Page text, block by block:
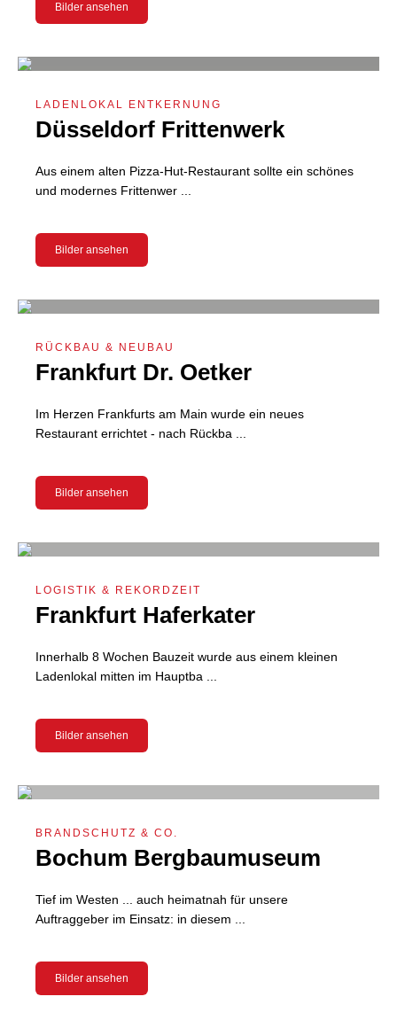
Bilder ansehen
LADENLOKAL ENTKERNUNG
Düsseldorf Frittenwerk
Aus einem alten Pizza-Hut-Restaurant sollte ein schönes
und modernes Frittenwer ...
Bilder ansehen
RÜCKBAU & NEUBAU
Frankfurt Dr. Oetker
Im Herzen Frankfurts am Main wurde ein neues
Restaurant errichtet - nach Rückba ...
Bilder ansehen
LOGISTIK & REKORDZEIT
Frankfurt Haferkater
Innerhalb 8 Wochen Bauzeit wurde aus einem kleinen
Ladenlokal mitten im Hauptba ...
Bilder ansehen
BRANDSCHUTZ & CO.
Bochum Bergbaumuseum
Tief im Westen ... auch heimatnah für unsere
Auftraggeber im Einsatz: in diesem ...
Bilder ansehen